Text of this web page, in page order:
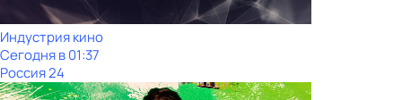
Индустрия кино
Сегодня в 01:37
Россия 24